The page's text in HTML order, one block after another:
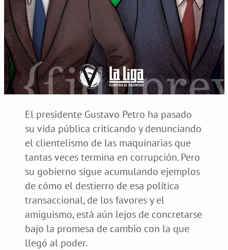
El presidente Gustavo Petro ha pasado
su vida pública criticando y denunciando
el clientelismo de las maquinarias que
tantas veces termina en corrupción. Pero
su gobierno sigue acumulando ejemplos
de cómo el destierro de esa política
transaccional, de los favores y el
amiguismo, está aún lejos de concretarse
bajo la promesa de cambio con la que
llegó al poder.